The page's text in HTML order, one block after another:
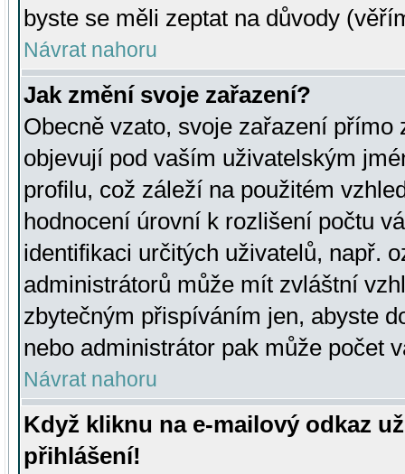
byste se měli zeptat na důvody
Návrat nahoru
Jak změní svoje zařazení?
Obecně vzato, svoje zařazení přímo
objevují pod vaším uživatelským
profilu, což záleží na použitém
hodnocení úrovní k rozlišení počtu
identifikaci určitých uživatelů, např.
administrátorů může mít zvláštní
zbytečným přispíváním jen, abyste
nebo administrátor pak může počet
Návrat nahoru
Když kliknu na e-mailový odkaz
přihlášení!